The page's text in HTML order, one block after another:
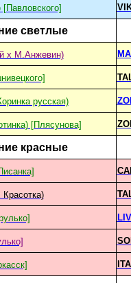
светлые
х М.Анжевин)
русская)
[Плясунова]
красные